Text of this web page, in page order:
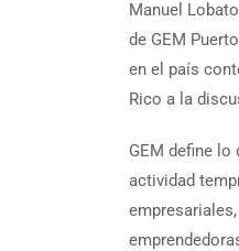
Manuel
de GEM
en el país
Rico a la
GEM define
actividad